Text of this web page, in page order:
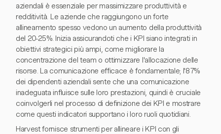
aziendali è essenziale per massimizzare produttività e
redditività. Le aziende che raggiungono un forte
allineamento spesso vedono un aumento della produttività
del 20-25%. Inizia assicurandoti che i KPI siano integrati in
obiettivi strategici più ampi, come migliorare la
concentrazione del team o ottimizzare l'allocazione delle
risorse. La comunicazione efficace è fondamentale; l'87%
dei dipendenti aziendali sente che una comunicazione
inadeguata influisce sulle loro prestazioni, quindi è cruciale
coinvolgerli nel processo di definizione dei KPI e mostrare
come questi indicatori supportano i loro ruoli quotidiani.
Harvest fornisce strumenti per allineare i KPI con gli